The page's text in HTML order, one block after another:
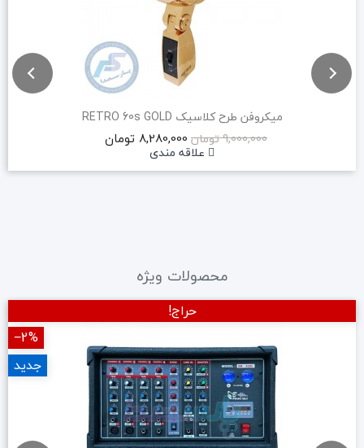
میکروفن طرح کلاسیک RETRO 60s GOLD
9,000,000 تومان
8,280,000 تومان
علاقه مندی
محصولات ویژه
حراج!
‎−2%
جدید